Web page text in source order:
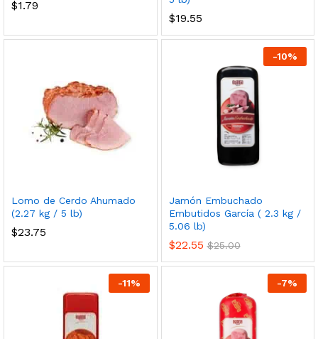
$1.79
$19.55
Lomo de Cerdo Ahumado
(2.27 kg / 5 lb)
$23.75
-10%
Jamón Embuchado
Embutidos García ( 2.3 kg /
5.06 lb)
$22.55 $25.00
-11% -7%